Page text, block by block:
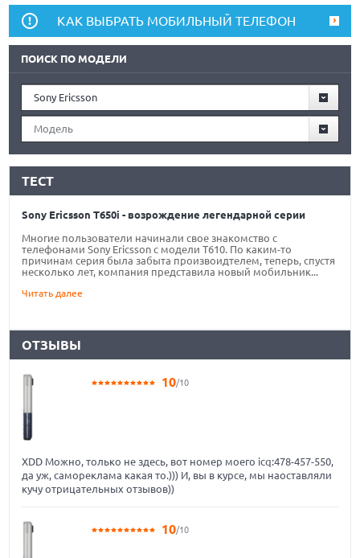
КАК ВЫБРАТЬ МОБИЛЬНЫЙ ТЕЛЕФОН
ПОИСК ПО МОДЕЛИ
Sony Ericsson
Модель
ТЕСТ
Sony Ericsson T650i - возрождение легендарной серии
Многие пользователи начинали свое знакомство с
телефонами Sony Ericsson c модели T610. По каким-то
причинам серия была забыта произвоидтелем, теперь, спустя
несколько лет, компания представила новый мобильник...
Читать далее
ОТЗЫВЫ
10/10
XDD Можно, только не здесь, вот номер моего icq:478-457-550,
да уж, самореклама какая то.))) И, вы в курсе, мы наоставляли
кучу отрицательных отзывов))
10/10